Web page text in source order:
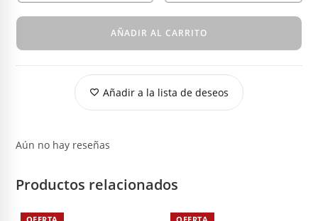
AÑADIR AL CARRITO
Añadir a la lista de deseos
Aún no hay reseñas
Productos relacionados